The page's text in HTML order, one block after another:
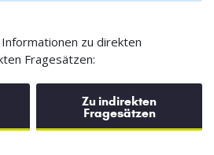
zu direkten
Fragesätzen:
Zu indirekten
Fragesätzen